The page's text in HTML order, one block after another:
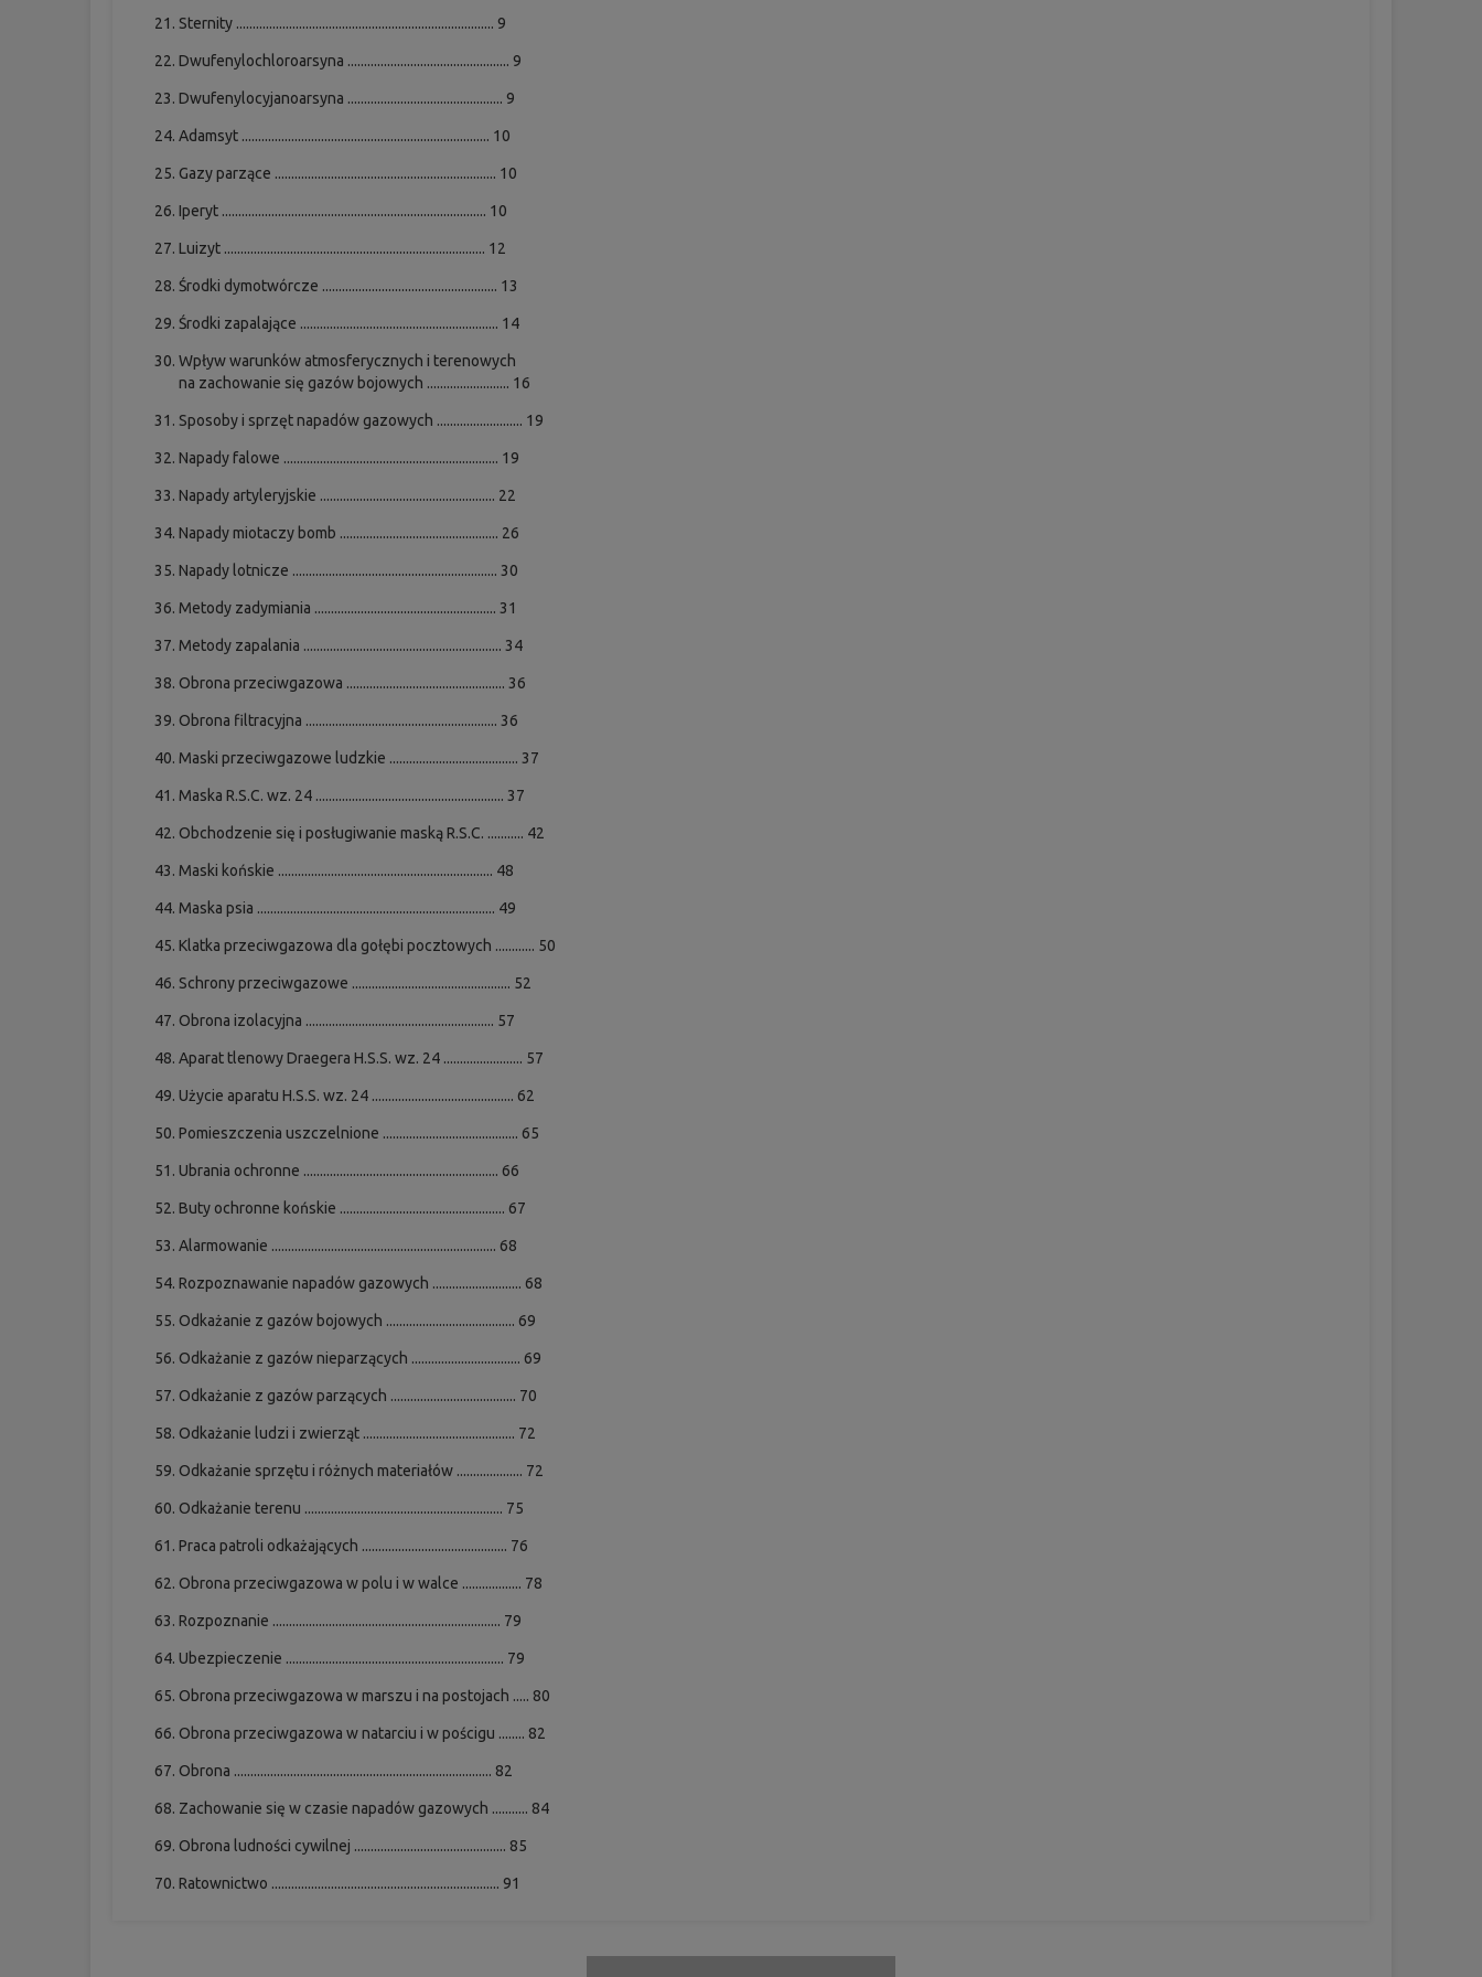
Sternity .............................................................................. 9
Dwufenylochloroarsyna ................................................. 9
Dwufenylocyjanoarsyna ............................................... 9
Adamsyt ........................................................................... 10
Gazy parzące ................................................................... 10
Iperyt ................................................................................ 10
Luizyt ............................................................................... 12
Środki dymotwórcze ..................................................... 13
Środki zapalające ............................................................ 14
Wpływ warunków atmosferycznych i terenowych
na zachowanie się gazów bojowych ......................... 16
Sposoby i sprzęt napadów gazowych .......................... 19
Napady falowe ................................................................. 19
Napady artyleryjskie ..................................................... 22
Napady miotaczy bomb ................................................ 26
Napady lotnicze .............................................................. 30
Metody zadymiania ....................................................... 31
Metody zapalania ............................................................ 34
Obrona przeciwgazowa ................................................ 36
Obrona filtracyjna .......................................................... 36
Maski przeciwgazowe ludzkie ....................................... 37
Maska R.S.C. wz. 24 ......................................................... 37
Obchodzenie się i posługiwanie maską R.S.C. ........... 42
Maski końskie ................................................................. 48
Maska psia ........................................................................ 49
Klatka przeciwgazowa dla gołębi pocztowych ............ 50
Schrony przeciwgazowe ................................................ 52
Obrona izolacyjna ......................................................... 57
Aparat tlenowy Draegera H.S.S. wz. 24 ........................ 57
Użycie aparatu H.S.S. wz. 24 ........................................... 62
Pomieszczenia uszczelnione ......................................... 65
Ubrania ochronne ........................................................... 66
Buty ochronne końskie .................................................. 67
Alarmowanie .................................................................... 68
Rozpoznawanie napadów gazowych ........................... 68
Odkażanie z gazów bojowych ....................................... 69
Odkażanie z gazów nieparzących ................................. 69
Odkażanie z gazów parzących ...................................... 70
Odkażanie ludzi i zwierząt .............................................. 72
Odkażanie sprzętu i różnych materiałów .................... 72
Odkażanie terenu ............................................................ 75
Praca patroli odkażających ............................................ 76
Obrona przeciwgazowa w polu i w walce .................. 78
Rozpoznanie ..................................................................... 79
Ubezpieczenie .................................................................. 79
Obrona przeciwgazowa w marszu i na postojach ..... 80
Obrona przeciwgazowa w natarciu i w pościgu ........ 82
Obrona .............................................................................. 82
Zachowanie się w czasie napadów gazowych ........... 84
Obrona ludności cywilnej .............................................. 85
Ratownictwo ..................................................................... 91